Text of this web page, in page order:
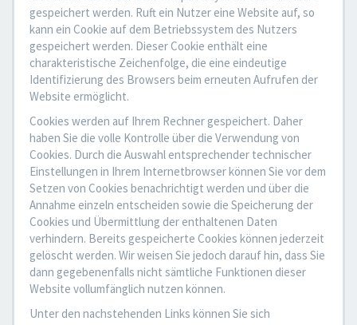
gespeichert werden. Ruft ein Nutzer eine Website auf, so
kann ein Cookie auf dem Betriebssystem des Nutzers
gespeichert werden. Dieser Cookie enthält eine
charakteristische Zeichenfolge, die eine eindeutige
Identifizierung des Browsers beim erneuten Aufrufen der
Website ermöglicht.
Cookies werden auf Ihrem Rechner gespeichert. Daher
haben Sie die volle Kontrolle über die Verwendung von
Cookies. Durch die Auswahl entsprechender technischer
Einstellungen in Ihrem Internetbrowser können Sie vor dem
Setzen von Cookies benachrichtigt werden und über die
Annahme einzeln entscheiden sowie die Speicherung der
Cookies und Übermittlung der enthaltenen Daten
verhindern. Bereits gespeicherte Cookies können jederzeit
gelöscht werden. Wir weisen Sie jedoch darauf hin, dass Sie
dann gegebenenfalls nicht sämtliche Funktionen dieser
Website vollumfänglich nutzen können.
Unter den nachstehenden Links können Sie sich